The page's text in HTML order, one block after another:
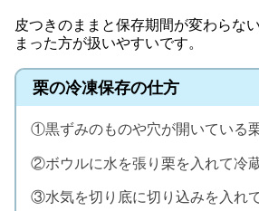
皮つきのままと保存期間が変わらな
まった方が扱いやすいです。
栗の冷凍保存の仕方
①黒ずみのものや穴が開いている
②ボウルに水を張り栗を入れて冷
③水気を切り底に切り込みを入れ